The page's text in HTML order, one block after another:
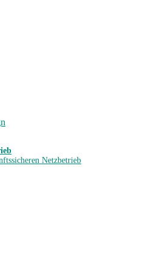
Netzbetrieb